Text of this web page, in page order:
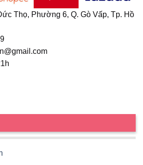
Thọ, Phường 6, Q. Gò Vấp, Tp. Hồ